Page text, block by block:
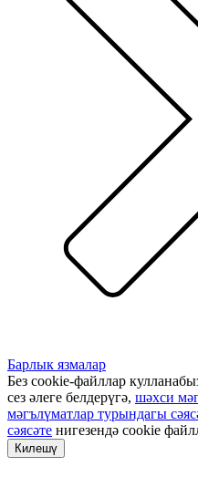
Барлык язмалар
Без cookie-файллар
сез әлеге белдерүгә, шәхси
мәгълүматлар турындагы
сәясәте нигезендә cookie
Килешү